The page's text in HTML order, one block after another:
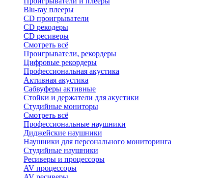
Blu-ray плееры
CD проигрыватели
CD рекодеры
CD ресиверы
Смотреть всё
Проигрыватели, рекордеры
Цифровые рекордеры
Профессиональная акустика
Активная акустика
Сабвуферы активные
Стойки и держатели для акустики
Студийные мониторы
Смотреть всё
Профессиональные наушники
Диджейские наушники
Наушники для персонального мониторинга
Студийные наушники
Ресиверы и процессоры
AV процессоры